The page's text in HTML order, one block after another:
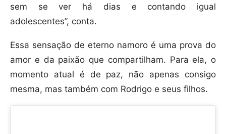
sem se ver há dias e contando igual
adolescentes”, conta.
Essa sensação de eterno namoro é uma prova do
amor e da paixão que compartilham. Para ela, o
momento atual é de paz, não apenas consigo
mesma, mas também com Rodrigo e seus filhos.